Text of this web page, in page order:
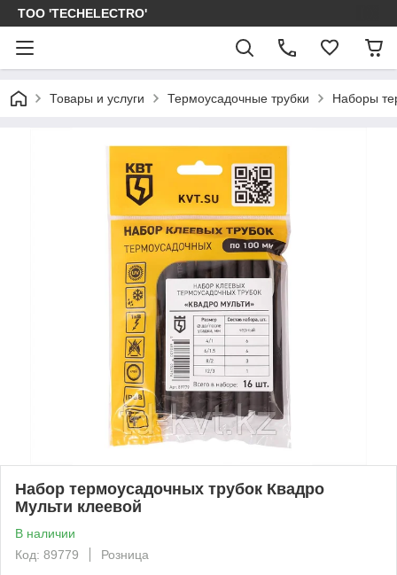
ТОО 'TECHELECTRO'
Товары и услуги Термоусадочные трубки Наборы
Набор термоусадочных трубок Квадро
Мульти клеевой
В наличии
Код: 89779
Розница